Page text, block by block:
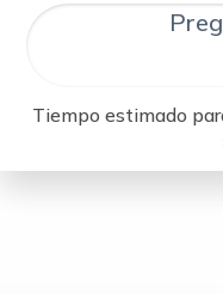
Tiempo estimado